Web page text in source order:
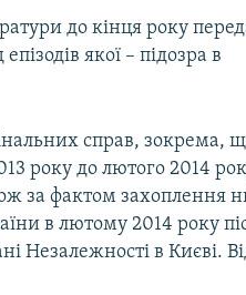
до кінця року
якої – підозра в
справ, зокрема,
року до лютого 2014
за фактом захоплення
в лютому 2014 року
Незалежності в Києві.